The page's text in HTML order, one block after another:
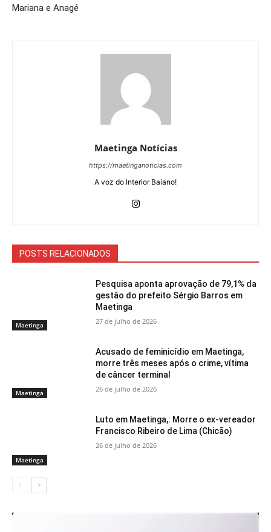
Mariana e Anagé
Maetinga Notícias
https://maetinganoticias.com
A voz do Interior Baiano!
POSTS RELACIONADOS
Maetinga
Pesquisa aponta aprovação de 79,1% da
gestão do prefeito Sérgio Barros em
Maetinga
27 de julho de 2026
Maetinga
Acusado de feminicídio em Maetinga,
morre três meses após o crime, vítima
de câncer terminal
26 de julho de 2026
Maetinga
Luto em Maetinga,: Morre o ex-vereador
Francisco Ribeiro de Lima (Chicão)
26 de julho de 2026